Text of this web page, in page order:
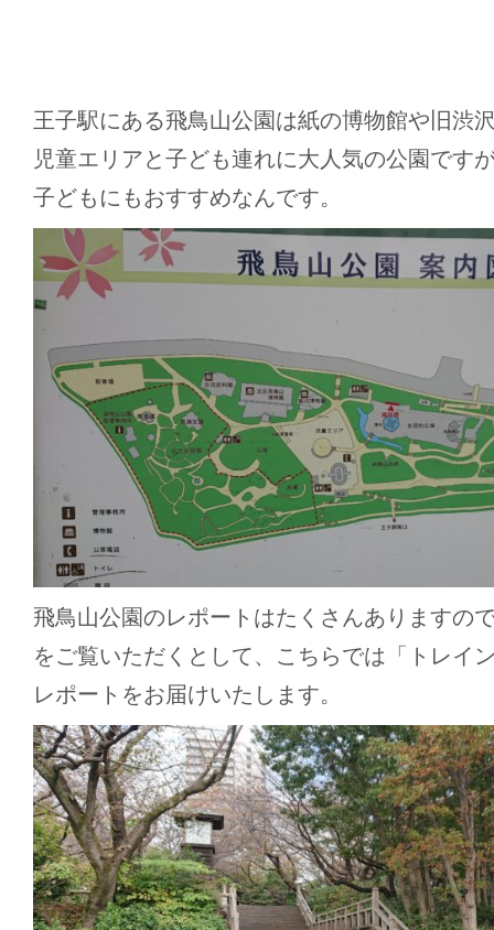
王子駅にある飛鳥山公園は紙の博物館や旧渋
児童エリアと子ども連れに大人気の公園です
子どもにもおすすめなんです。
飛鳥山公園のレポートはたくさんありますの
をご覧いただくとして、こちらでは「トレイ
レポートをお届けいたします。